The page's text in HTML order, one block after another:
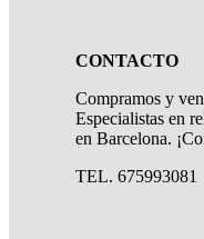
CONTACTO
Compramos y
Especialistas en
en Barcelona.
TEL. 675993081